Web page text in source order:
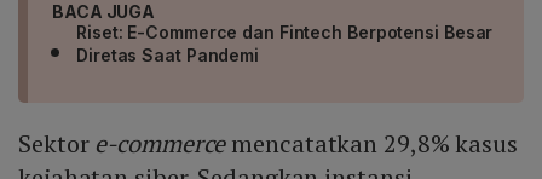
BACA JUGA
Riset: E-Commerce dan Fintech Berpotensi Besar
Diretas Saat Pandemi
Sektor e-commercemencatatkan 29,8% kasus